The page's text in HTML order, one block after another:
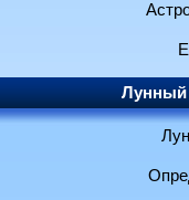
Лунный